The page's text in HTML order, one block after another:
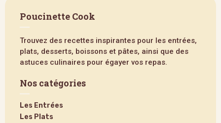
Poucinette Cook
Trouvez des recettes inspirantes pour les entrées,
plats, desserts, boissons et pâtes, ainsi que des
astuces culinaires pour égayer vos repas.
Nos catégories
Les Entrées
Les Plats